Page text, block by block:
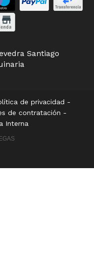
Santiago
de privacidad -
de contratación -
Interna